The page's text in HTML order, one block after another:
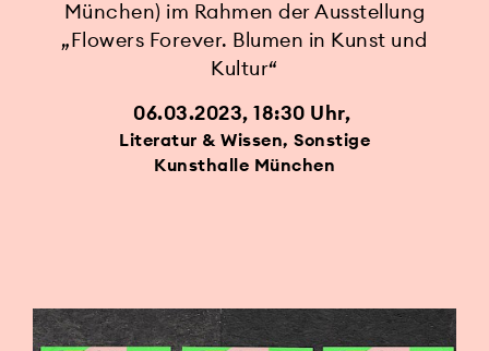
München) im Rahmen der Ausstellung
„Flowers Forever. Blumen in Kunst und
Kultur“
06.03.2023, 18:30 Uhr
Literatur & Wissen, Sonstige
Kunsthalle München